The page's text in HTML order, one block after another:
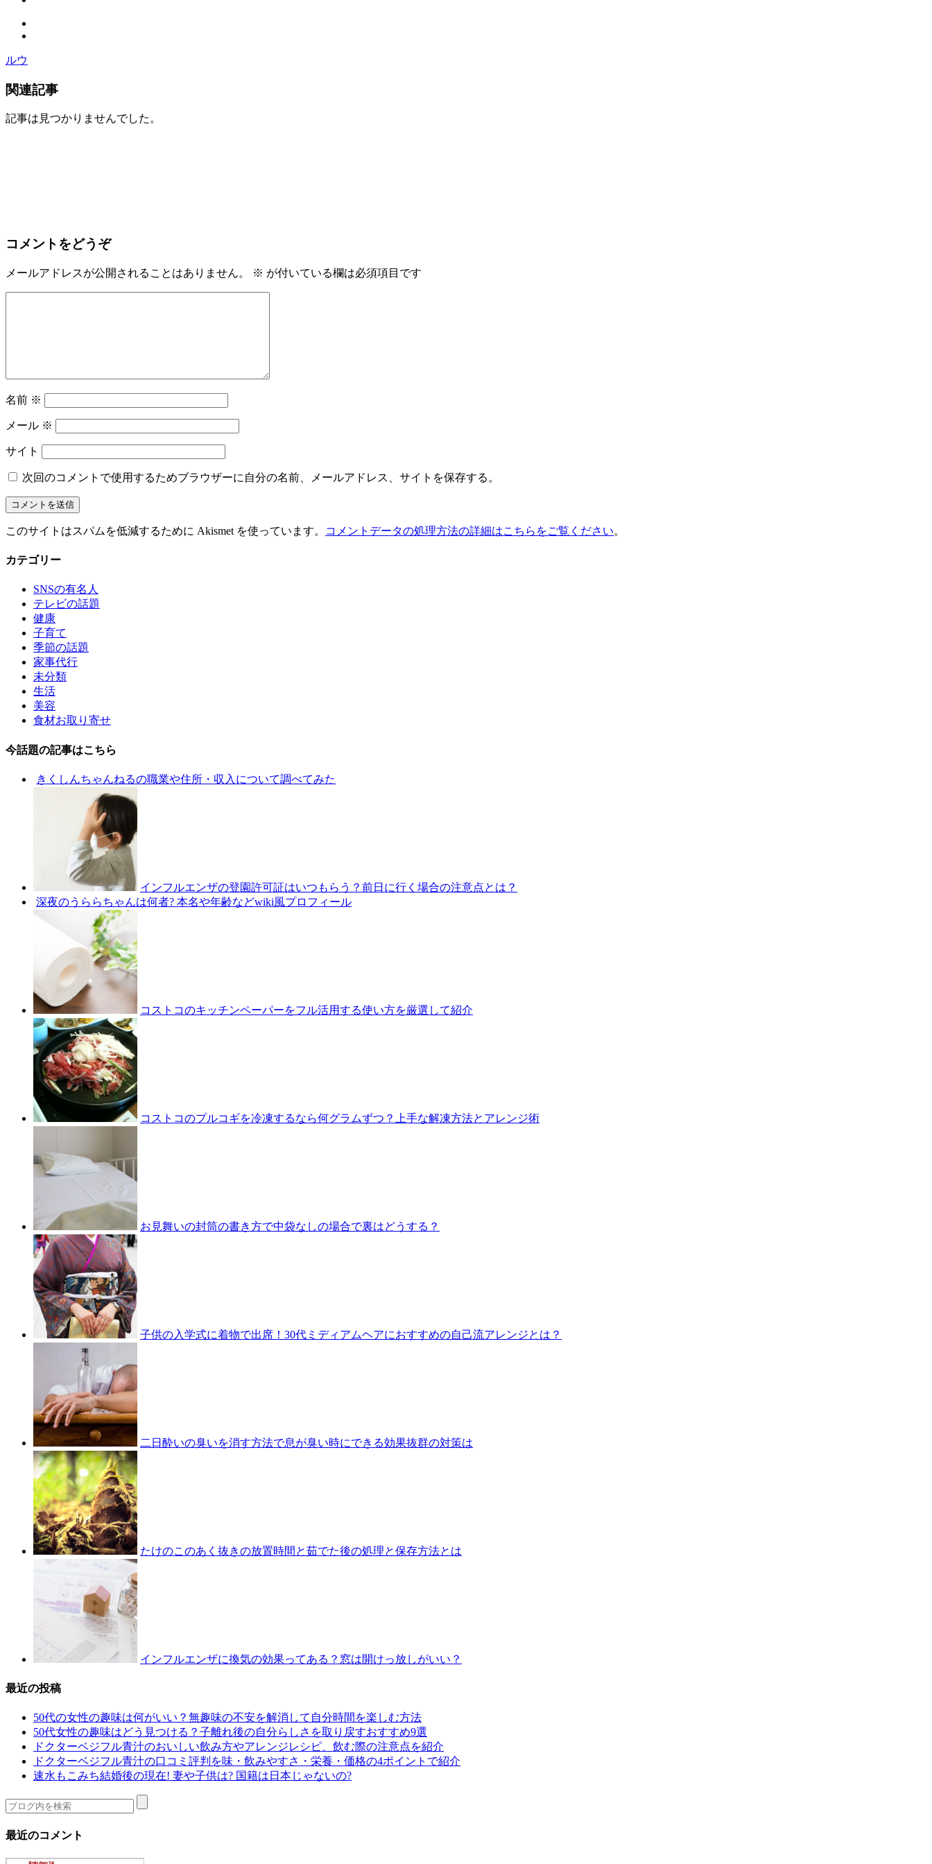
ルウ
関連記事
記事は見つかりませんでした。
コメントをどうぞ
メールアドレスが公開されることはありません。 ※ が付いている欄は必須項目です
名前 ※
メール ※
サイト
次回のコメントで使用するためブラウザーに自分の名前、メールアドレス、サイトを保存する。
このサイトはスパムを低減するために Akismet を使っています。 コメントデータの処理方法の詳細はこちらをご覧ください。
カテゴリー
SNSの有名人
テレビの話題
健康
子育て
季節の話題
家事代行
未分類
生活
美容
食材お取り寄せ
今話題の記事はこちら
きくしんちゃんねるの職業や住所・収入について調べてみた
インフルエンザの登園許可証はいつもらう？前日に行く場合の注意点とは？
深夜のうららちゃんは何者? 本名や年齢などwiki風プロフィール
コストコのキッチンペーパーをフル活用する使い方を厳選して紹介
コストコのプルコギを冷凍するなら何グラムずつ？上手な解凍方法とアレンジ術
お見舞いの封筒の書き方で中袋なしの場合で裏はどうする？
子供の入学式に着物で出席！30代ミディアムヘアにおすすめの自己流アレンジとは？
二日酔いの臭いを消す方法で息が臭い時にできる効果抜群の対策は
たけのこのあく抜きの放置時間と茹でた後の処理と保存方法とは
インフルエンザに換気の効果ってある？窓は開けっ放しがいい？
最近の投稿
50代の女性の趣味は何がいい？無趣味の不安を解消して自分時間を楽しむ方法
50代女性の趣味はどう見つける？子離れ後の自分らしさを取り戻すおすすめ9選
ドクターベジフル青汁のおいしい飲み方やアレンジレシピ、飲む際の注意点を紹介
ドクターベジフル青汁の口コミ評判を味・飲みやすさ・栄養・価格の4ポイントで紹介
速水もこみち結婚後の現在! 妻や子供は? 国籍は日本じゃないの?
最近のコメント